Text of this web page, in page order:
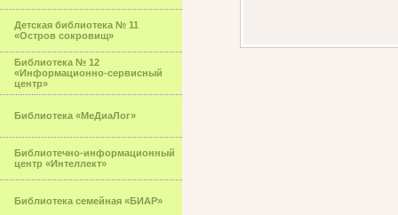
Детская библиотека № 11
«Остров сокровищ»
Библиотека № 12
«Информационно-сервисный
центр»
Библиотека «МеДиаЛог»
Библиотечно-информационный
центр «Интеллект»
Библиотека семейная «БИАР»